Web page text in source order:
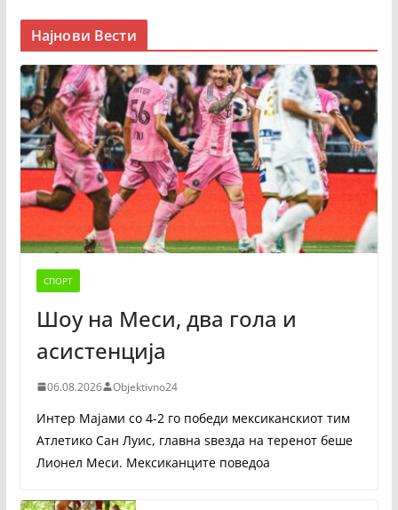
Најнови Вести
СПОРТ
Шоу на Меси, два гола и
асистенција
06.08.2026 Objektivno24
Интер Мајами со 4-2 го победи мексиканскиот тим
Атлетико Сан Луис, главна ѕвезда на теренот беше
Лионел Меси. Мексиканците поведоа